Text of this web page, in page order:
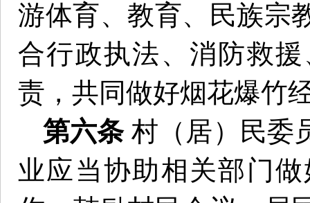
游体育、教育、民族宗
合行政执法、消防救
责，共同做好烟花爆竹
第六条 村（居）民委
业应当协助相关部门